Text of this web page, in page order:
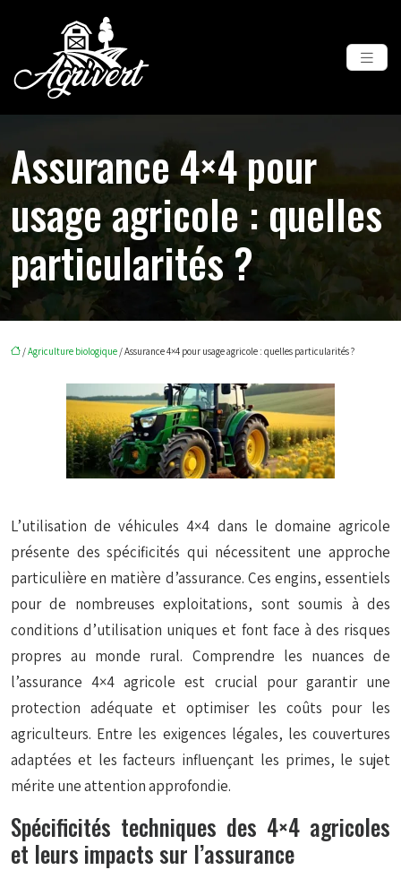
Assurance 4×4 pour
usage agricole : quelles
particularités ?
/Agriculture biologique / Assurance 4×4 pour usage agricole : quelles particularités ?
L’utilisation de véhicules 4×4 dans le domaine agricole
présente des spécificités qui nécessitent une approche
particulière en matière d’assurance. Ces engins, essentiels
pour de nombreuses exploitations, sont soumis à des
conditions d’utilisation uniques et font face à des risques
propres au monde rural. Comprendre les nuances de
l’assurance 4×4 agricole est crucial pour garantir une
protection adéquate et optimiser les coûts pour les
agriculteurs. Entre les exigences légales, les couvertures
adaptées et les facteurs influençant les primes, le sujet
mérite une attention approfondie.
Spécificités techniques des 4×4 agricoles
et leurs impacts sur l’assurance